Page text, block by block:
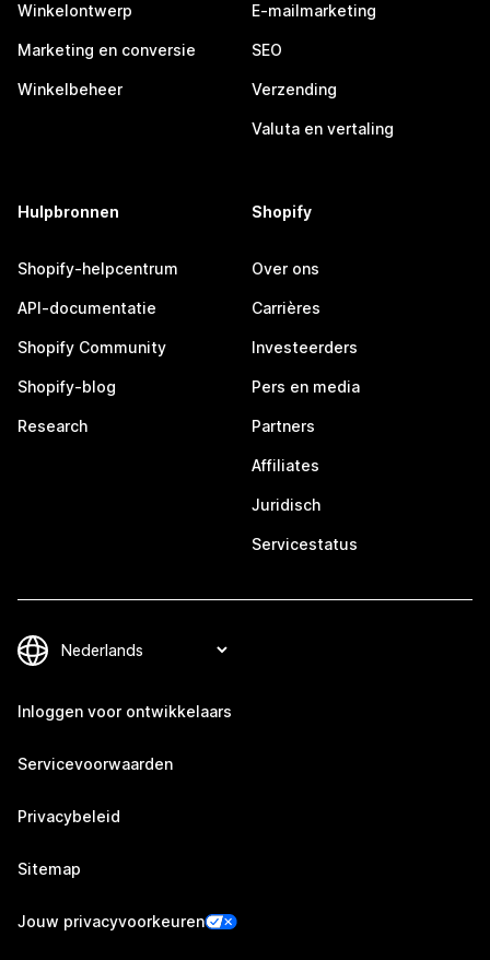
Winkelontwerp
Marketing en conversie
Winkelbeheer
E-mailmarketing
SEO
Verzending
Valuta en vertaling
Hulpbronnen
Shopify-helpcentrum
API-documentatie
Shopify Community
Shopify-blog
Research
Shopify
Over ons
Carrières
Investeerders
Pers en media
Partners
Affiliates
Juridisch
Servicestatus
Inloggen voor ontwikkelaars
Servicevoorwaarden
Privacybeleid
Sitemap
Jouw privacyvoorkeuren